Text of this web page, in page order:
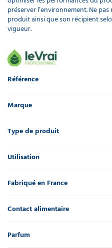
préserver l’environnement. Ne
produit ainsi que son récipient
vigueur.
Référence
Marque
Type de produit
Utilisation
Fabriqué en France
Contact alimentaire
Parfum